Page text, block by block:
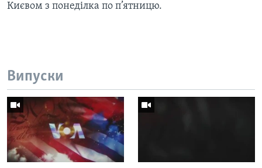
Києвом з понеділка по п’ятницю.
Випуски